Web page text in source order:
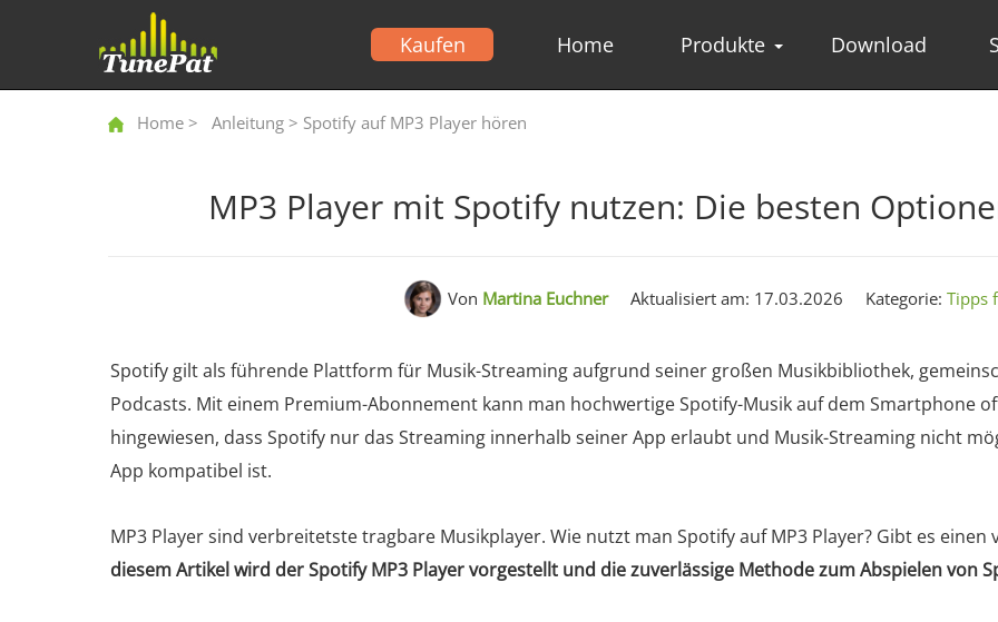
Kaufen Home Produkte Download
Home > Anleitung > Spotify auf MP3 Player hören
MP3 Player mit Spotify nutzen: Die besten
Von Martina Euchner Aktualisiert am: 17.03.2026 Kategorie: Tipps
Spotify gilt als führende Plattform für Musik-Streaming aufgrund seiner großen Musikbibliothek,
Podcasts. Mit einem Premium-Abonnement kann man hochwertige Spotify-Musik auf dem Smartphone
hingewiesen, dass Spotify nur das Streaming innerhalb seiner App erlaubt und Musik-Streaming nicht
App kompatibel ist.
MP3 Player sind verbreitetste tragbare Musikplayer. Wie nutzt man Spotify auf MP3 Player? Gibt es
diesem Artikel wird der Spotify MP3 Player vorgestellt und die zuverlässige Methode zum Abspielen von